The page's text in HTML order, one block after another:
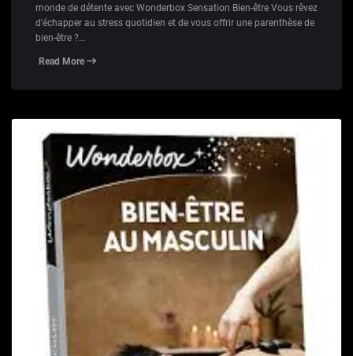
monde de détente avec Wonderbox Sensation Bien-être Vous rêvez
d'échapper au stress quotidien et de vous offrir une parenthèse de
bien-être ?…
Read More